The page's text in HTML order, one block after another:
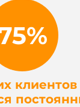
клиентов